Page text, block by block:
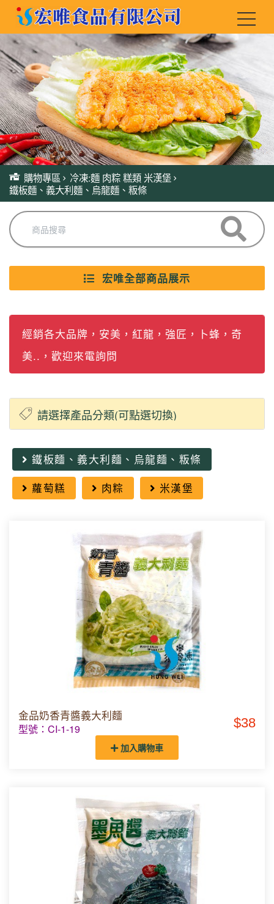
購物專區
冷凍:麵 肉粽 糕類 米漢堡
鐵板麵、義大利麵、烏龍麵、粄條
宏唯全部商品展示
經銷各大品牌，安美，紅龍，強匠，卜蜂，奇
美..，歡迎來電詢問
鐵板麵、義大利麵、烏龍麵、粄條
蘿萄糕
肉粽 米漢堡
金品奶香青醬義大利麵
型號：CI-1-19 $38
加入購物車